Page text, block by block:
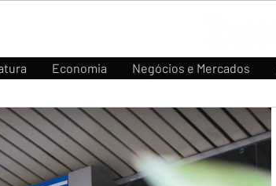
Economia Negócios e Mercados